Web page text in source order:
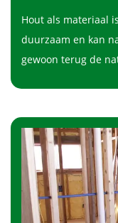
Hout als materiaal
duurzaam en kan
gewoon terug de